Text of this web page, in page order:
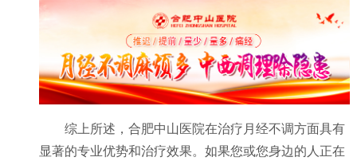
综上所述，合肥中山医院在治疗月经不调方面具有
显著的专业优势和治疗效果。如果您或您身边的人正在